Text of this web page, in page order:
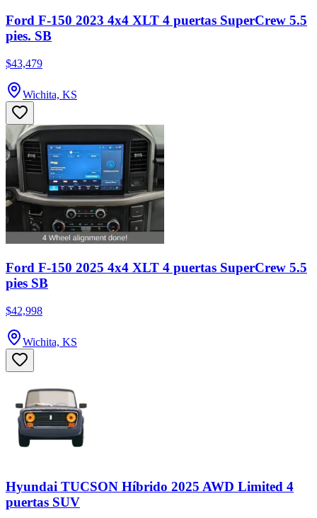
Ford F-150 2023 4x4 XLT 4 puertas SuperCrew 5.5
pies. SB
$43,479
Wichita, KS
Ford F-150 2025 4x4 XLT 4 puertas SuperCrew 5.5
pies SB
$42,998
Wichita, KS
Hyundai TUCSON Híbrido 2025 AWD Limited 4
puertas SUV